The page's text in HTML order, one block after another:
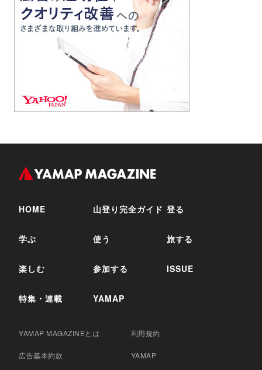
HOME 山登り完全ガイド 登る
学ぶ 使う 旅する
楽しむ 参加する ISSUE
特集・連載 YAMAP
YAMAP MAGAZINEとは 利用規約
広告基本約款 YAMAP